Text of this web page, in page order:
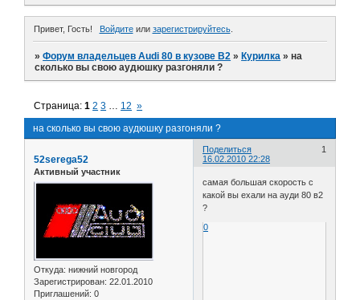
Привет, Гость! Войдитеили зарегистрируйтесь.
»Форум владельцев Audi 80 в кузове В2 »Курилка »на
сколько вы свою аудюшку разгоняли ?
на сколько вы свою аудюшку разгоняли ?
Страница:1 2 3 … 12 »
Поделиться
1
16.02.2010 22:28
52serega52
Активный участник
Откуда: нижний новгород
Зарегистрирован: 22.01.2010
Приглашений: 0
самая большая скорость с
какой вы ехали на ауди 80 в2
?
0